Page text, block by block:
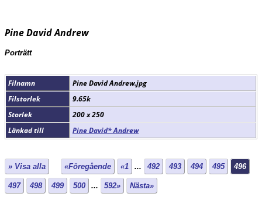
Pine David Andrew
Porträtt
Filnamn
Pine David Andrew.jpg
Filstorlek
9.65k
Storlek
200 x 250
Länkad till
Pine David* Andrew
» Visa alla «Föregående «1 ... 492 493 494 495 496
497 498 499 500 ... 592» Nästa»